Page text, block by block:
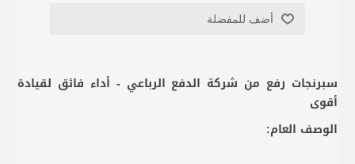
أضف للمفضلة
سبرنجات رفع من شركة الدفع الرباعي - أداء فائق لقيادة
أقوى
الوصف العام: